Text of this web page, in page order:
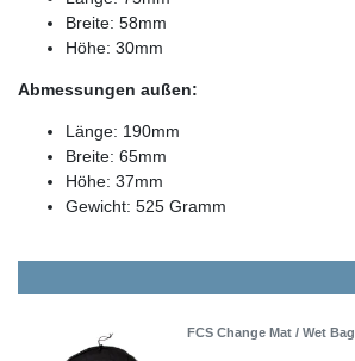
Breite: 58mm
Höhe: 30mm
Abmessungen außen:
Länge: 190mm
Breite: 65mm
Höhe: 37mm
Gewicht: 525 Gramm
FCS Change Mat / Wet Bag